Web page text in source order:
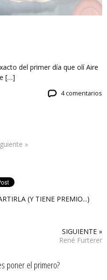
del primer día que olí Aire
[…]
4 comentarios
»
(Y TIENE PREMIO...)
SIGUIENTE »
René Furterer
poner el primero?